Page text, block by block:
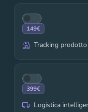
149€
Tracking
399€
Logistica